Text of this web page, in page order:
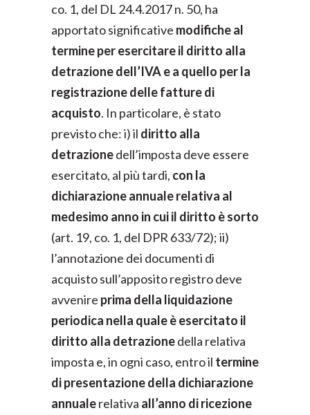
co. 1, del DL 24.4.2017 n. 50, ha
apportato significative modifiche al
termine per esercitare il diritto alla
detrazione dell’IVA e a quello per la
registrazione delle fatture di
acquisto. In particolare, è stato
previsto che: i) il diritto alla
detrazionedell’imposta deve essere
esercitato, al più tardi, con la
dichiarazione annuale relativa al
medesimo anno in cui il diritto è sorto
(art. 19, co. 1, del DPR 633/72); ii)
l’annotazione dei documenti di
acquisto sull’apposito registro deve
avvenire prima della liquidazione
periodica nella quale è esercitato il
diritto alla detrazionedella relativa
imposta e, in ogni caso, entro il termine
di presentazione della dichiarazione
annualerelativa all’anno di ricezione